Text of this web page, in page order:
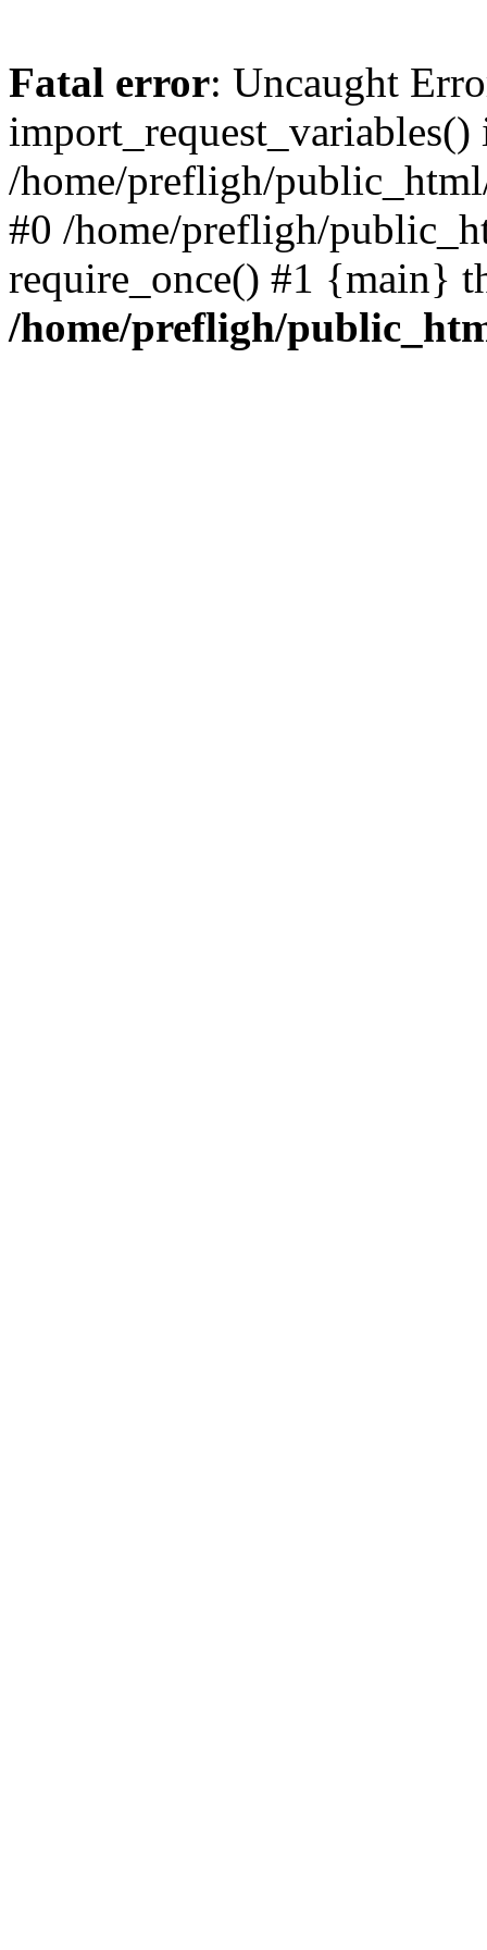
Fatal error: Uncaught
import_request_variables()
/home/prefligh/
#0 /home/prefligh/
require_once() #1 {main}
/home/prefligh/